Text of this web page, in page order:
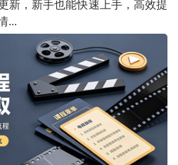
新，新手也能快速上手，高效提
...